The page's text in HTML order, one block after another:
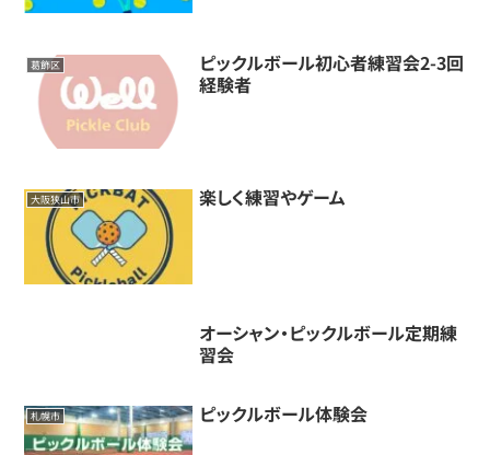
葛飾区
ピックルボール初心者練習会2-3回
経験者
大阪狭山市 楽しく練習やゲーム
オーシャン・ピックルボール定期練
習会
札幌市 ピックルボール体験会